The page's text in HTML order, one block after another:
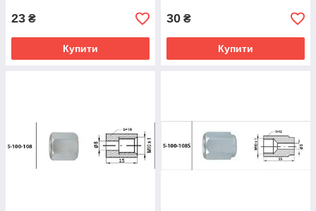
23 ₴
Купити
30 ₴
Купити